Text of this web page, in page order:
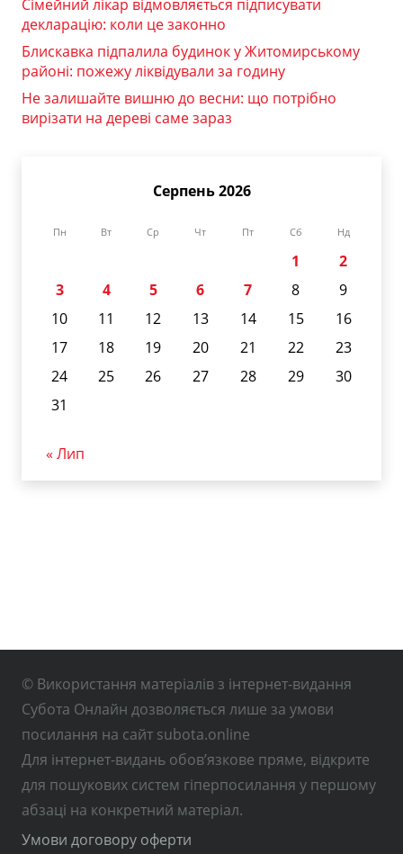
Сімейний лікар відмовляється підписувати
декларацію: коли це законно
Блискавка підпалила будинок у Житомирському
районі: пожежу ліквідували за годину
Не залишайте вишню до весни: що потрібно
вирізати на дереві саме зараз
Серпень 2026
Пн Вт Ср Чт Пт Сб Нд
1
2
3
4 5 6 7 8
9
10
11 12 13 14 15
16
17
18 19 20 21 22
23
24
25 26 27 28 29
30
31
« Лип
© Використання матеріалів з інтернет-видання
Субота Онлайн дозволяється лише за умови
посилання на сайт subota.online
Для інтернет-видань обов’язкове пряме, відкрите
для пошукових систем гіперпосилання у першому
абзаці на конкретний матеріал.
Умови договору оферти